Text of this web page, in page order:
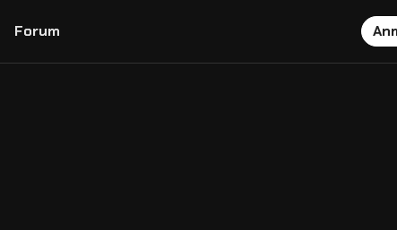
Forum